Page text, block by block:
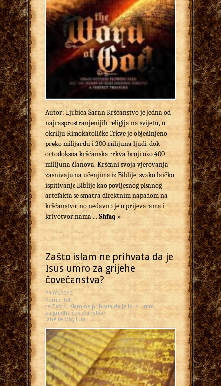
Autor: Ljubica Šaran Kršćanstvo je jedna od
najrasprostranjenijih religija na svijetu, u
okrilju Rimokatoličke Crkve je objedinjeno
preko milijardu i 200 milijuna ljudi, dok
ortodoksna kršćanska crkva broji oko 400
milijuna članova. Kršćani svoja vjerovanja
zasnivaju na učenjima iz Biblije, svako laičko
ispitivanje Biblije kao povijesnog pisanog
artefakta se smatra direktnim napadom na
kršćanstvo, no nedavno je o prijevarama i
krivotvorinama ...Shfaq »
Zašto islam ne prihvata da je
Isus umro za grijehe
čovečanstva?
28.05.2020
Komentet
te Zašto islam ne prihvata da je Isus umro
za grijehe čovečanstva?
Janë të Mbyllura